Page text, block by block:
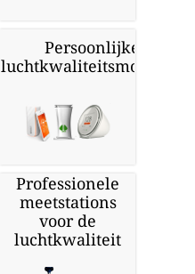
Persoonlijke
luchtkwaliteitsmonitors
Professionele
meetstations
voor de
luchtkwaliteit